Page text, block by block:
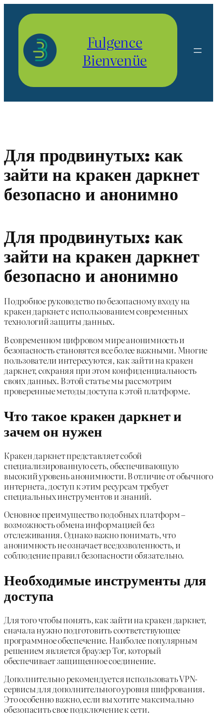
contenu
Fulgence
Bienvenüe
Для продвинутых: как
зайти на кракен даркнет
безопасно и анонимно
Для продвинутых: как
зайти на кракен даркнет
безопасно и анонимно
Подробное руководство по безопасному входу на
кракен даркнет с использованием современных
технологий защиты данных.
В современном цифровом мире анонимность и
безопасность становятся все более важными. Многие
пользователи интересуются, как зайти на кракен
даркнет, сохраняя при этом конфиденциальность
своих данных. В этой статье мы рассмотрим
проверенные методы доступа к этой платформе.
Что такое кракен даркнет и
зачем он нужен
Кракен даркнет представляет собой
специализированную сеть, обеспечивающую
высокий уровень анонимности. В отличие от обычного
интернета, доступ к этим ресурсам требует
специальных инструментов и знаний.
Основное преимущество подобных платформ –
возможность обмена информацией без
отслеживания. Однако важно понимать, что
анонимность не означает вседозволенность, и
соблюдение правил безопасности обязательно.
Необходимые инструменты для
доступа
Для того чтобы понять, как зайти на кракен даркнет,
сначала нужно подготовить соответствующее
программное обеспечение. Наиболее популярным
решением является браузер Tor, который
обеспечивает защищенное соединение.
Дополнительно рекомендуется использовать VPN-
сервисы для дополнительного уровня шифрования.
Это особенно важно, если вы хотите максимально
обезопасить свое подключение к сети.